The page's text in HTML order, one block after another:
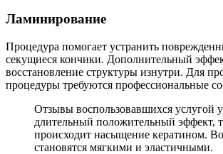
Ламинирование
Процедура помогает устранить
секущиеся кончики. Дополнительный
восстановление структуры изнутри. Для
процедуры требуются профессиональные
Отзывы воспользовавшихся услугой
длительный положительный эффект,
происходит насыщение кератином.
становятся мягкими и эластичными.